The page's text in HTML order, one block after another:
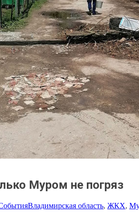
Муром не погряз
Владимирская область, ЖКХ,